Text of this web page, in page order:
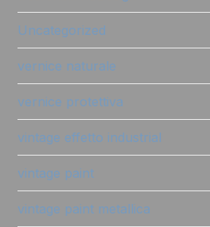
Uncategorized
vernice naturale
vernice protettiva
vintage effetto industrial
vintage paint
vintage paint metallica